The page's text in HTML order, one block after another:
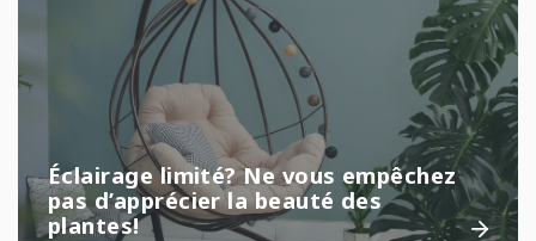
Éclairage limité? Ne vous empêchez
pas d’apprécier la beauté des
plantes!